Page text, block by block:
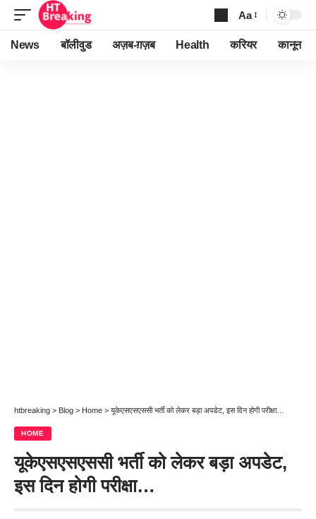
Font
Resizer
Aa
News बॉलीवुड अज़ब-ग़ज़ब Health करियर कानून
htbreaking > Blog > Home > यूकेएसएसएससी भर्ती को लेकर बड़ा अपडेट, इस दिन होगी परीक्षा…
HOME
यूकेएसएसएससी भर्ती को लेकर बड़ा अपडेट,
इस दिन होगी परीक्षा…